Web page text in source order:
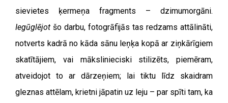
sievietes ķermeņa fragments – dzimumorgāni.
Iegūglējot šo darbu, fotogrāfijās tas redzams attālināti,
notverts kadrā no kāda sānu leņķa kopā ar ziņkārīgiem
skatītājiem, vai mākslinieciski stilizēts, piemēram,
atveidojot to ar dārzeņiem; lai tiktu līdz skaidram
gleznas attēlam, krietni jāpatin uz leju – par spīti tam, ka